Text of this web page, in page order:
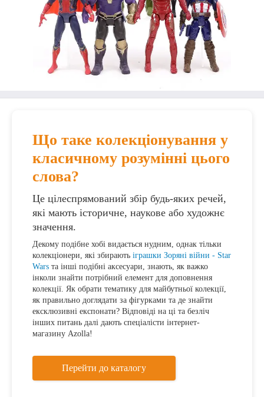
Що таке колекціонування у
класичному розумінні цього
слова?
Це цілеспрямований збір будь-яких речей,
які мають історичне, наукове або художнє
значення.
Декому подібне хобі видається нудним, однак тільки
колекціонери, які збирають іграшки Зоряні війни - Star
Wars та інші подібні аксесуари, знають, як важко
інколи знайти потрібний елемент для доповнення
колекції. Як обрати тематику для майбутньої колекції,
як правильно доглядати за фігурками та де знайти
ексклюзивні експонати? Відповіді на ці та безліч
інших питань далі дають спеціалісти інтернет-
магазину Azolla!
Перейти до каталогу